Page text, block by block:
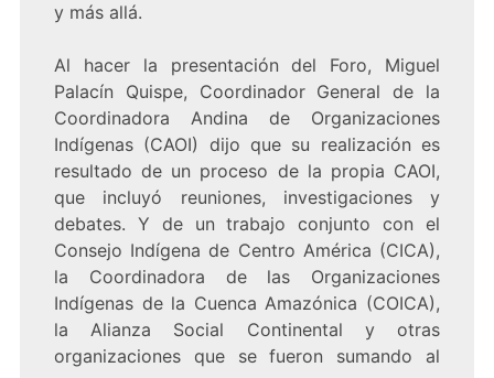
y más allá.
Al hacer la presentación del Foro, Miguel
Palacín Quispe, Coordinador General de la
Coordinadora Andina de Organizaciones
Indígenas (CAOI) dijo que su realización es
resultado de un proceso de la propia CAOI,
que incluyó reuniones, investigaciones y
debates. Y de un trabajo conjunto con el
Consejo Indígena de Centro América (CICA),
la Coordinadora de las Organizaciones
Indígenas de la Cuenca Amazónica (COICA),
la Alianza Social Continental y otras
organizaciones que se fueron sumando al